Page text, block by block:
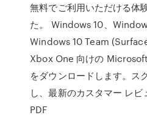
無料でご利用いただける体
た。 Windows 10、
Windows 10 Team
Xbox One 向けの
をダウンロードします。ス
し、最新のカスタマー レ
PDF